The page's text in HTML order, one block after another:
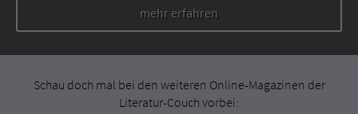
mehr erfahren
Schau doch mal bei den weiteren Online-Magazinen der
Literatur-Couch vorbei: